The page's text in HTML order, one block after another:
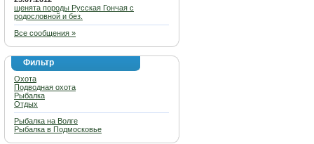
щенята породы Русская Гончая с
родословной и без.
Все сообщения »
Фильтр
Охота
Подводная охота
Рыбалка
Отдых
Рыбалка на Волге
Рыбалка в Подмосковье